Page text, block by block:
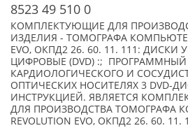
8523 49 510 0
КОМПЛЕКТУЮЩИЕ ДЛЯ
ИЗДЕЛИЯ - ТОМОГРАФА
EVO, ОКПД2 26. 60. 11. 111: ДИСКИ
ЦИФРОВЫЕ (DVD) :; ПРОГРАММНЫЙ
КАРДИОЛОГИЧЕСКОГО И
ОПТИЧЕСКИХ НОСИТЕЛЯХ 3 DVD-
ИНСТРУКЦИЕЙ. ЯВЛЯЕТСЯ
ДЛЯ ПРОИЗВОДСТВА ТОМОГРАФА
REVOLUTION EVO, ОКПД2 26. 60.